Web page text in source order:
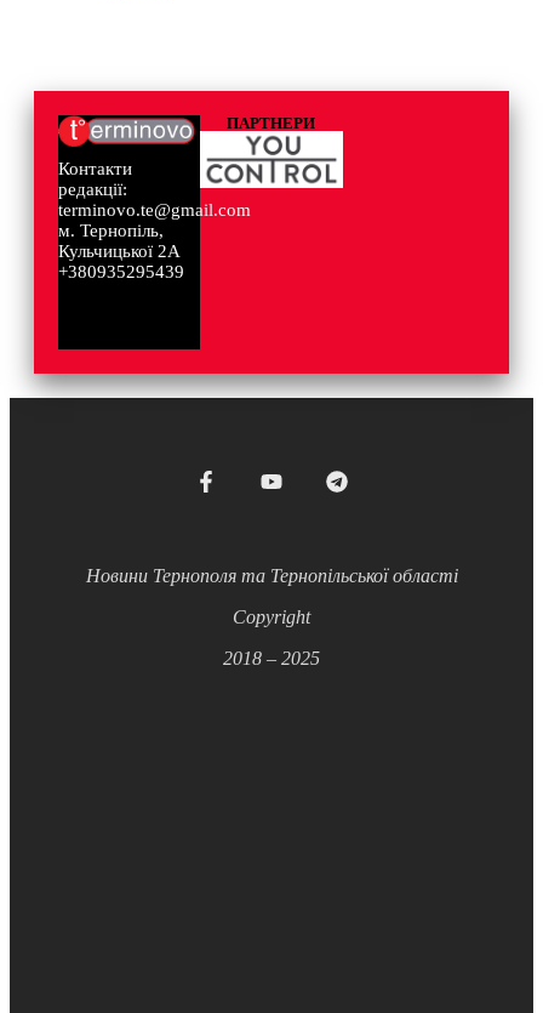
Контакти
редакції:
terminovo.te@gmail.com
м. Тернопіль,
Кульчицької 2А
+380935295439
ПАРТНЕРИ
Новини Тернополя та Тернопільської області
Copyright
2018 – 2025